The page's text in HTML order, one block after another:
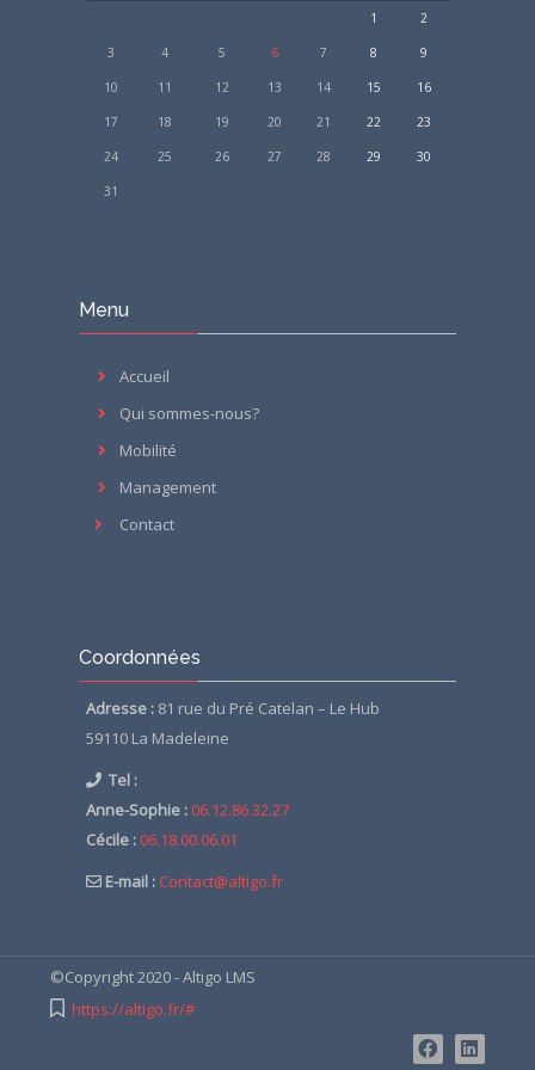
1 2
3 4 5 6 7 8 9
10 11 12 13 14 15 16
17 18 19 20 21 22 23
24 25 26 27 28 29 30
31
Menu
Menu
Accueil
Qui sommes-nous?
Mobilité
Management
Contact
Coordonnées
Coordonnées
Adresse : 81 rue du Pré Catelan – Le Hub
59110 La Madeleine
Tel :
Anne-Sophie : 06.12.86.32.27
Cécile : 06.18.00.06.01
E-mail : Contact@altigo.fr
©Copyright 2020 - Altigo LMS
https://altigo.fr/#